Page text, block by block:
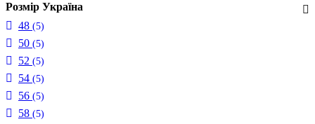
Розмір Україна
48 (5)
50 (5)
52 (5)
54 (5)
56 (5)
58 (5)